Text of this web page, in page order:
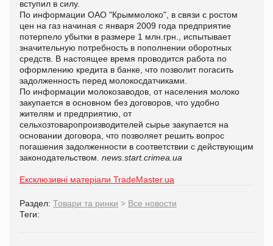
вступил в силу.
По информации ОАО "Крыммолоко", в связи с ростом
цен на газ начиная с января 2009 года предприятие
потерпело убытки в размере 1 млн.грн., испытывает
значительную потребность в пополнении оборотных
средств. В настоящее время проводится работа по
оформлению кредита в банке, что позволит погасить
задолженность перед молокосдатчиками.
По информации молокозаводов, от населения молоко
закупается в основном без договоров, что удобно
жителям и предприятию, от
сельхозтоваропроизводителей сырье закупается на
основании договора, что позволяет решить вопрос
погашения задолженности в соответствии с действующим
законодательством. news.start.crimea.ua
Ексклюзивні матеріали TradeMaster.ua
Раздел: Товари та ринки > Все новости
Теги: